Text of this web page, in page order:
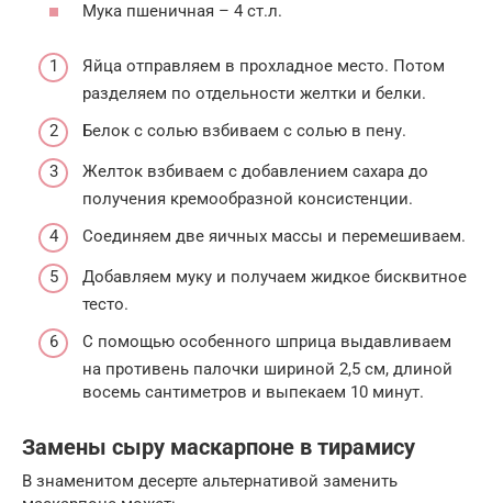
Мука пшеничная – 4 ст.л.
Яйца отправляем в прохладное место. Потом
разделяем по отдельности желтки и белки.
Белок с солью взбиваем с солью в пену.
Желток взбиваем с добавлением сахара до
получения кремообразной консистенции.
Соединяем две яичных массы и перемешиваем.
Добавляем муку и получаем жидкое бисквитное
тесто.
С помощью особенного шприца выдавливаем
на противень палочки шириной 2,5 см, длиной
восемь сантиметров и выпекаем 10 минут.
Замены сыру маскарпоне в тирамису
В знаменитом десерте альтернативой заменить